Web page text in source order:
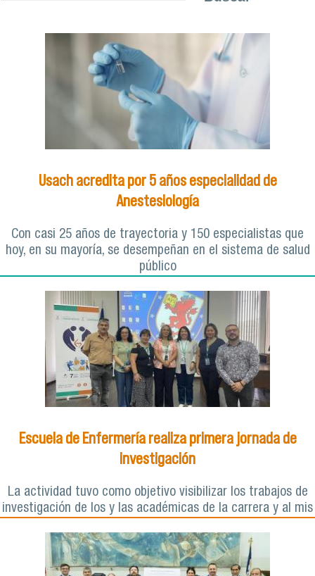
Usach acredita por 5 años especialidad de
Anestesiología
Con casi 25 años de trayectoria y 150 especialistas que
hoy, en su mayoría, se desempeñan en el sistema de salud
público
Escuela de Enfermería realiza primera jornada de
investigación
La actividad tuvo como objetivo visibilizar los trabajos de
investigación de los y las académicas de la carrera y al mis